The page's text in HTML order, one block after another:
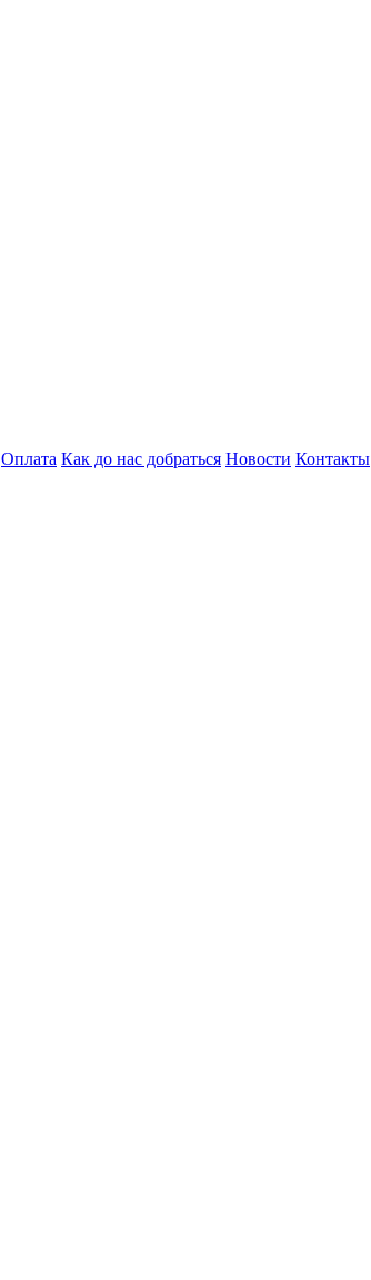
Оплата Как до нас добраться Новости Контакты